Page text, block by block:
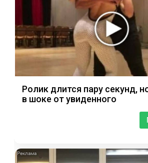
Ролик длится пару секунд,
в шоке от увиденного